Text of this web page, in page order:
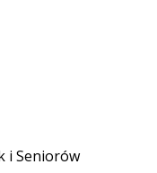
i Seniorów